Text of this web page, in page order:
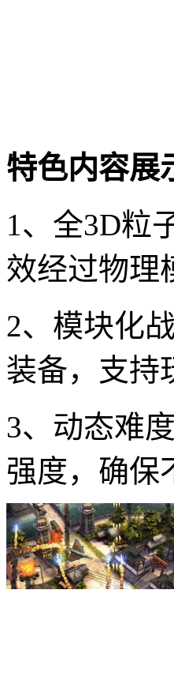
特色内容展
1、全3D粒
效经过物理
2、模块化
装备，支持
3、动态难
强度，确保